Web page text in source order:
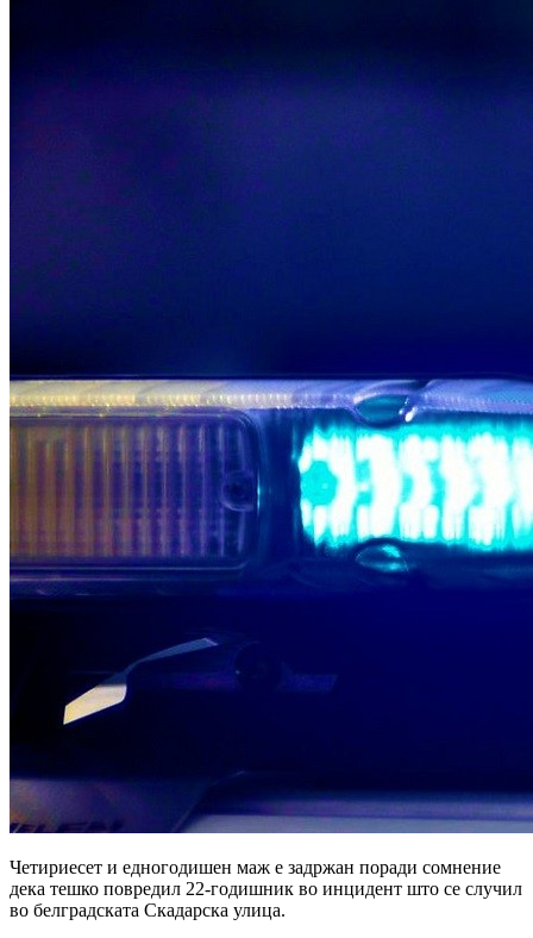
Четириесет и едногодишен маж е задржан поради сомнение
дека тешко повредил 22-годишник во инцидент што се случил
во белградската Скадарска улица.